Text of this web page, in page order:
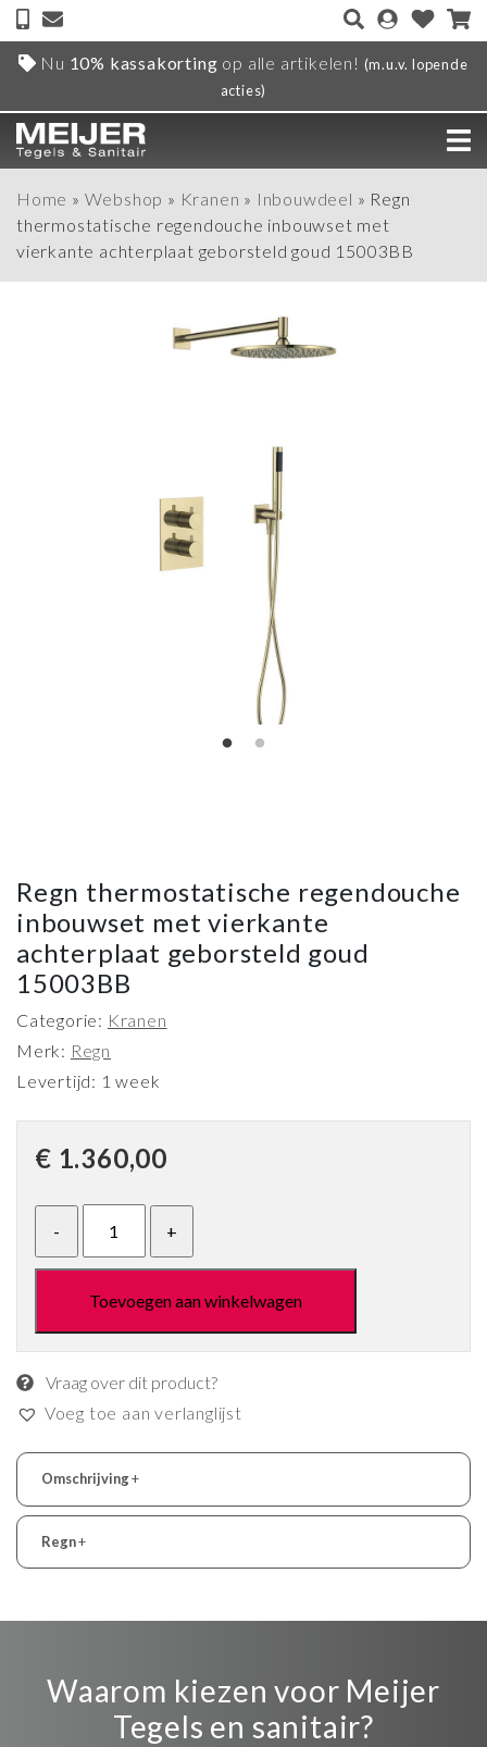
Nu 10% kassakorting op alle artikelen! (m.u.v. lopende
acties)
Home » Webshop » Kranen » Inbouwdeel » Regn
thermostatische regendouche inbouwset met
vierkante achterplaat geborsteld goud 15003BB
Regn thermostatische regendouche
inbouwset met vierkante
achterplaat geborsteld goud
15003BB
Categorie: Kranen
Merk: Regn
Levertijd: 1 week
€ 1.360,00
Toevoegen aan winkelwagen
Vraag over dit product?
Voeg toe aan verlanglijst
Omschrijving+
Regn+
Waarom kiezen voor Meijer
Tegels en sanitair?